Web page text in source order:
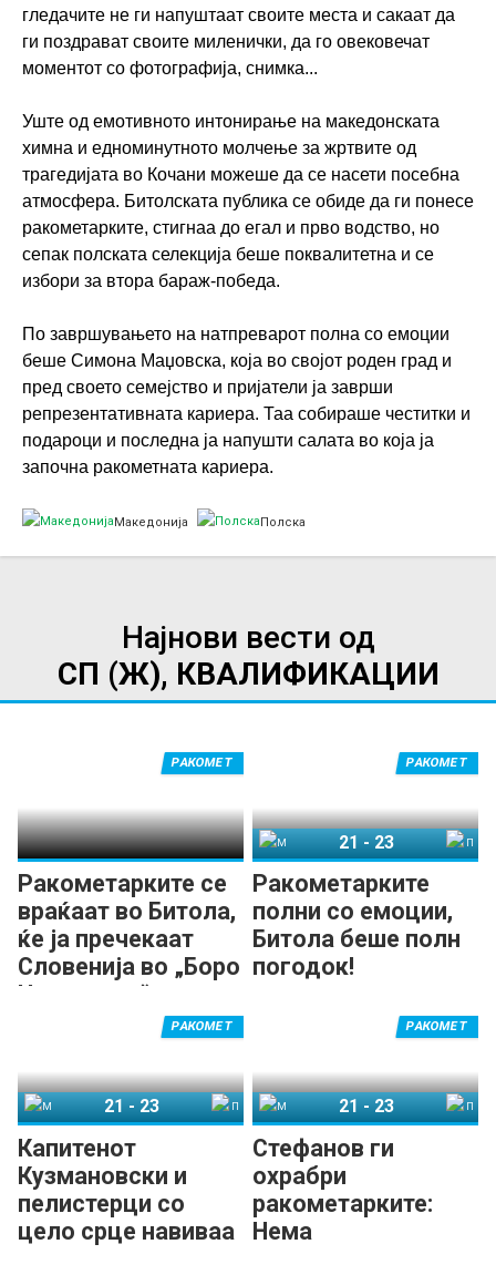
гледачите не ги напуштаат своите места и сакаат да
ги поздрават своите миленички, да го овековечат
моментот со фотографија, снимка...
Уште од емотивното интонирање на македонската
химна и едноминутното молчење за жртвите од
трагедијата во Кочани можеше да се насети посебна
атмосфера. Битолската публика се обиде да ги понесе
ракометарките, стигнаа до егал и прво водство, но
сепак полската селекција беше поквалитетна и се
избори за втора бараж-победа.
По завршувањето на натпреварот полна со емоции
беше Симона Маџовска, која во својот роден град и
пред своето семејство и пријатели ја заврши
репрезентативната кариера. Таа собираше честитки и
подароци и последна ја напушти салата во која ја
започна ракометната кариера.
Македонија Полска
Најнови вести од
СП (Ж), КВАЛИФИКАЦИИ
Ракометарките се
враќаат во Битола,
ќе ја пречекаат
Словенија во „Боро
Чурлевски“
РАКОМЕТ
Ракометарките
полни со емоции,
Битола беше полн
погодок!
РАКОМЕТ
21 - 23
Капитенот
Кузмановски и
пелистерци со
цело срце навиваа
РАКОМЕТ
21-23
Стефанов ги
охрабри
ракометарките:
Нема
РАКОМЕТ
21-23